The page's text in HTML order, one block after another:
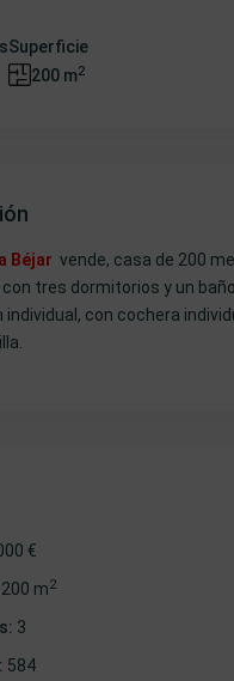
Superficie
200 m2
Béjar vende, casa de 200
tres dormitorios y un
con cochera
€
200 m2
3
584